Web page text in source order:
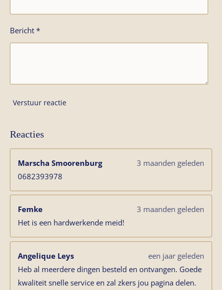
Bericht *
Verstuur reactie
Reacties
Marscha Smoorenburg
3 maanden geleden
0682393978
Femke
3 maanden geleden
Het is een hardwerkende meid!
Angelique Leys
een jaar geleden
Heb al meerdere dingen besteld en ontvangen. Goede
kwaliteit snelle service en zal zkers jou pagina delen.